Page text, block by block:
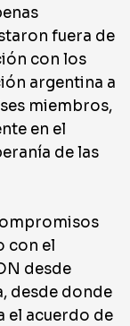
fuera de
con los
argentina a
miembros,
en el
de las
con el
desde
desde donde
el acuerdo de